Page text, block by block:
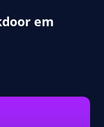
em